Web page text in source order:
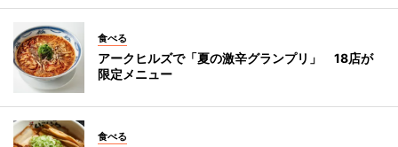
食べる
アークヒルズで「夏の激辛グランプリ」 18店が
限定メニュー
食べる